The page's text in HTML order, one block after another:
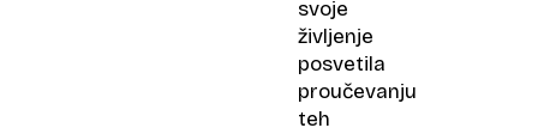
svoje
življenje
posvetila
proučevanju
teh